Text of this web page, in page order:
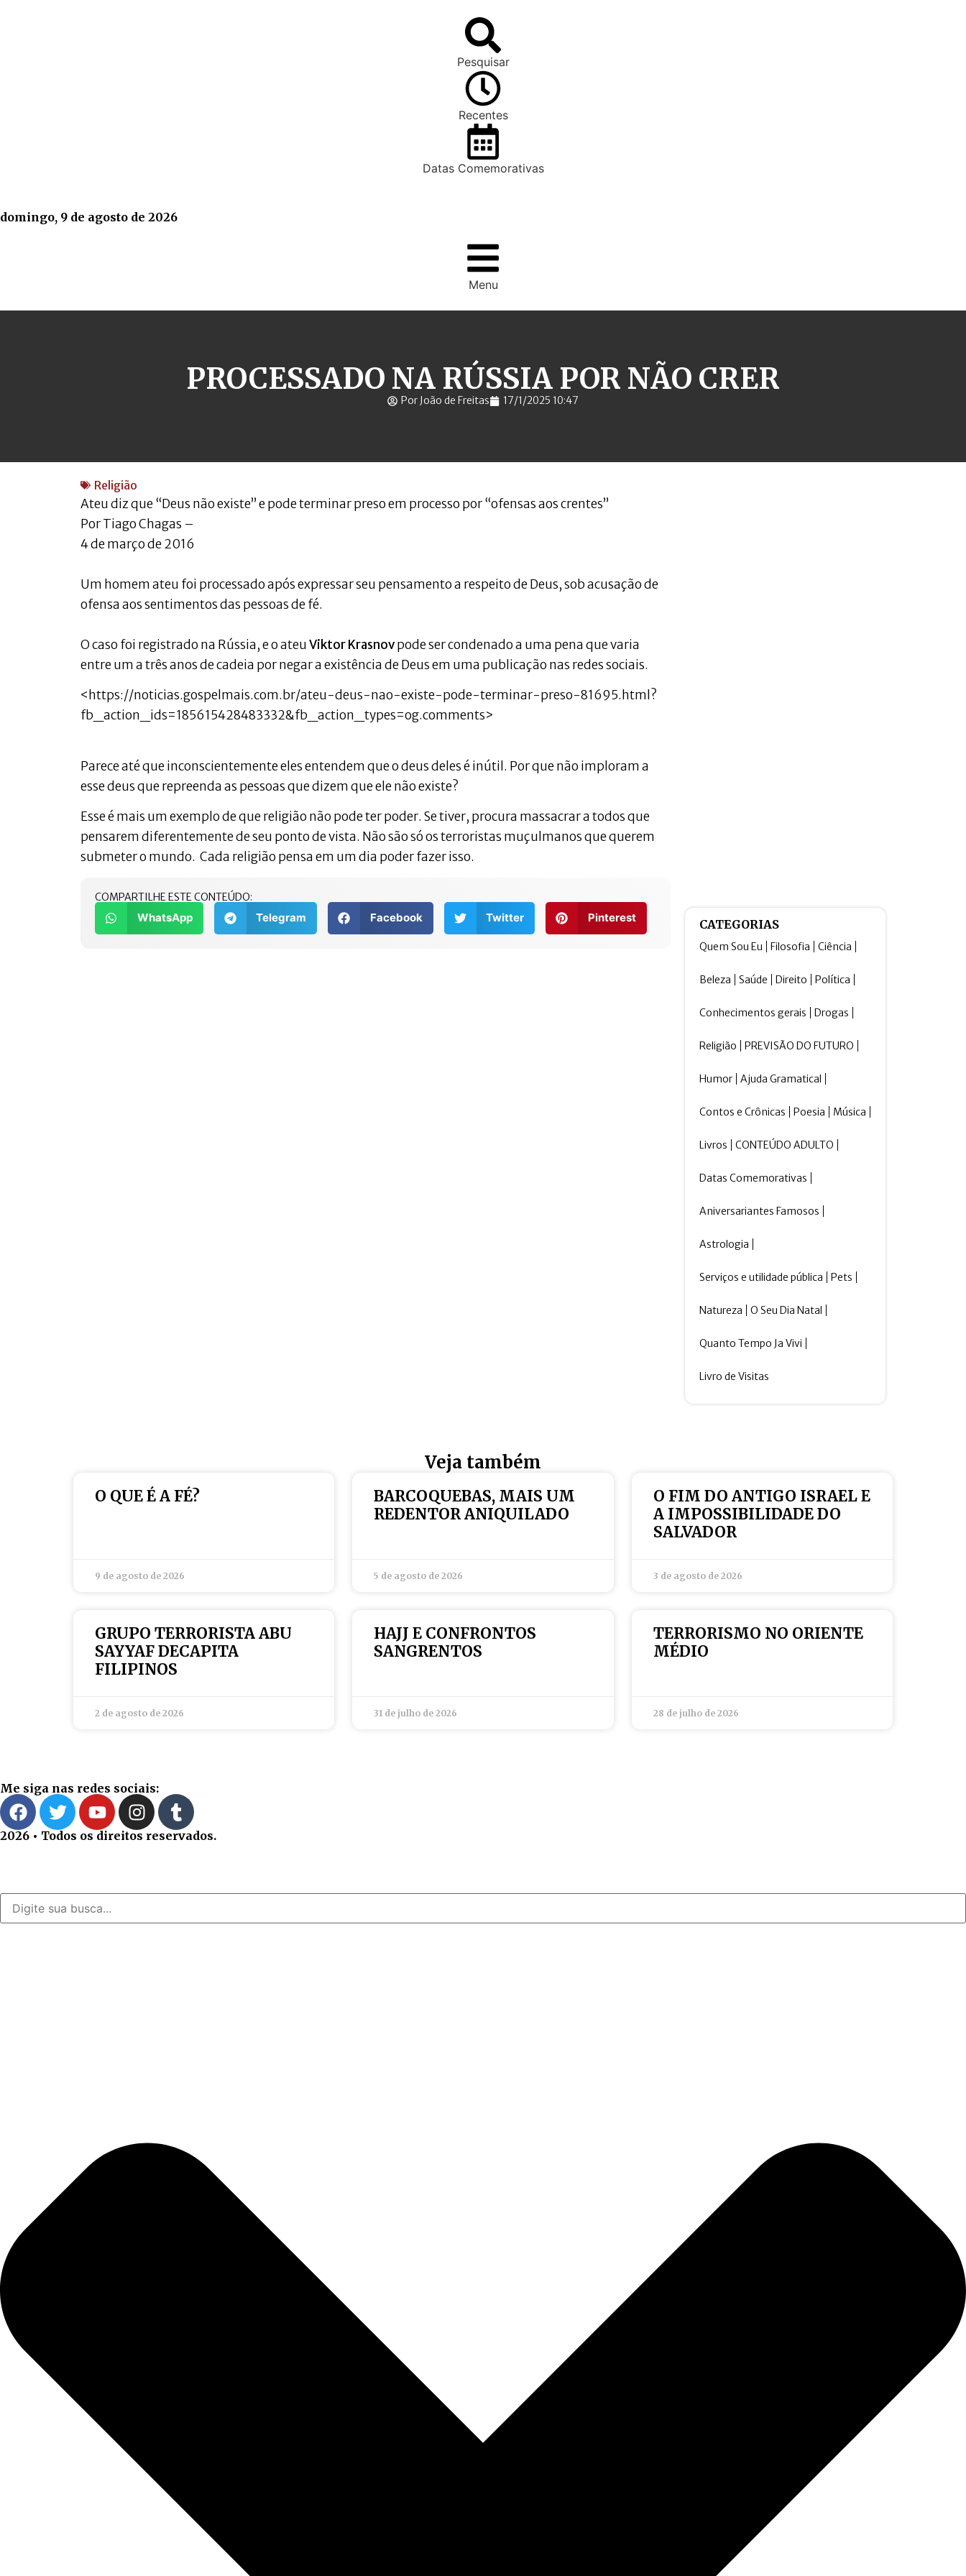
Pesquisar
Recentes
Datas Comemorativas
domingo, 9 de agosto de 2026
Menu
PROCESSADO NA RÚSSIA POR NÃO CRER
Por João de Freitas 17/1/2025 10:47
Religião
Ateu diz que “Deus não existe” e pode terminar preso em processo por “ofensas aos crentes”
Por Tiago Chagas –
4 de março de 2016
Um homem ateu foi processado após expressar seu pensamento a respeito de Deus, sob acusação de
ofensa aos sentimentos das pessoas de fé.
O caso foi registrado na Rússia, e o ateuViktor Krasnovpode ser condenado a uma pena que varia
entre um a três anos de cadeia por negar a existência de Deus em uma publicação nas redes sociais.
<https://noticias.gospelmais.com.br/ateu-deus-nao-existe-pode-terminar-preso-81695.html?
fb_action_ids=185615428483332&fb_action_types=og.comments>
Parece até que inconscientemente eles entendem que o deus deles é inútil. Por que não imploram a
esse deus que repreenda as pessoas que dizem que ele não existe?
Esse é mais um exemplo de que religião não pode ter poder. Se tiver, procura massacrar a todos que
pensarem diferentemente de seu ponto de vista. Não são só os terroristas muçulmanos que querem
submeter o mundo. Cada religião pensa em um dia poder fazer isso.
COMPARTILHE ESTE CONTEÚDO:
WhatsApp Telegram Facebook Twitter Pinterest CATEGORIAS
Quem Sou Eu Filosofia Ciência
Beleza Saúde Direito Política
Conhecimentos gerais Drogas
Religião PREVISÃO DO FUTURO
Humor Ajuda Gramatical
Contos e Crônicas Poesia Música
Livros CONTEÚDO ADULTO
Datas Comemorativas
Aniversariantes Famosos
Astrologia
Serviços e utilidade pública Pets
Natureza O Seu Dia Natal
Quanto Tempo Ja Vivi
Livro de Visitas
Veja também
O QUE É A FÉ?
9 de agosto de 2026
BARCOQUEBAS, MAIS UM
REDENTOR ANIQUILADO
5 de agosto de 2026
O FIM DO ANTIGO ISRAEL E
A IMPOSSIBILIDADE DO
SALVADOR
3 de agosto de 2026
GRUPO TERRORISTA ABU
SAYYAF DECAPITA
FILIPINOS
2 de agosto de 2026
HAJJ E CONFRONTOS
SANGRENTOS
31 de julho de 2026
TERRORISMO NO ORIENTE
MÉDIO
28 de julho de 2026
Me siga nas redes sociais:
2026 • Todos os direitos reservados.